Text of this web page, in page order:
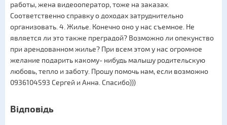
работы, жена видеооператор, тоже на заказах.
Соответственно справку о доходах затруднительно
организовать. 4. Жилье. Конечно оно у нас съемное. Не
является ли это также преградой? Возможно ли опекунство
при арендованном жилье? При всем этом у нас огромное
желание подарить какому- нибудь малышу родительскую
любовь, тепло и заботу. Прошу помочь нам, если возможно
0936104593 Сергей и Анна. Спасибо)))
Відповідь